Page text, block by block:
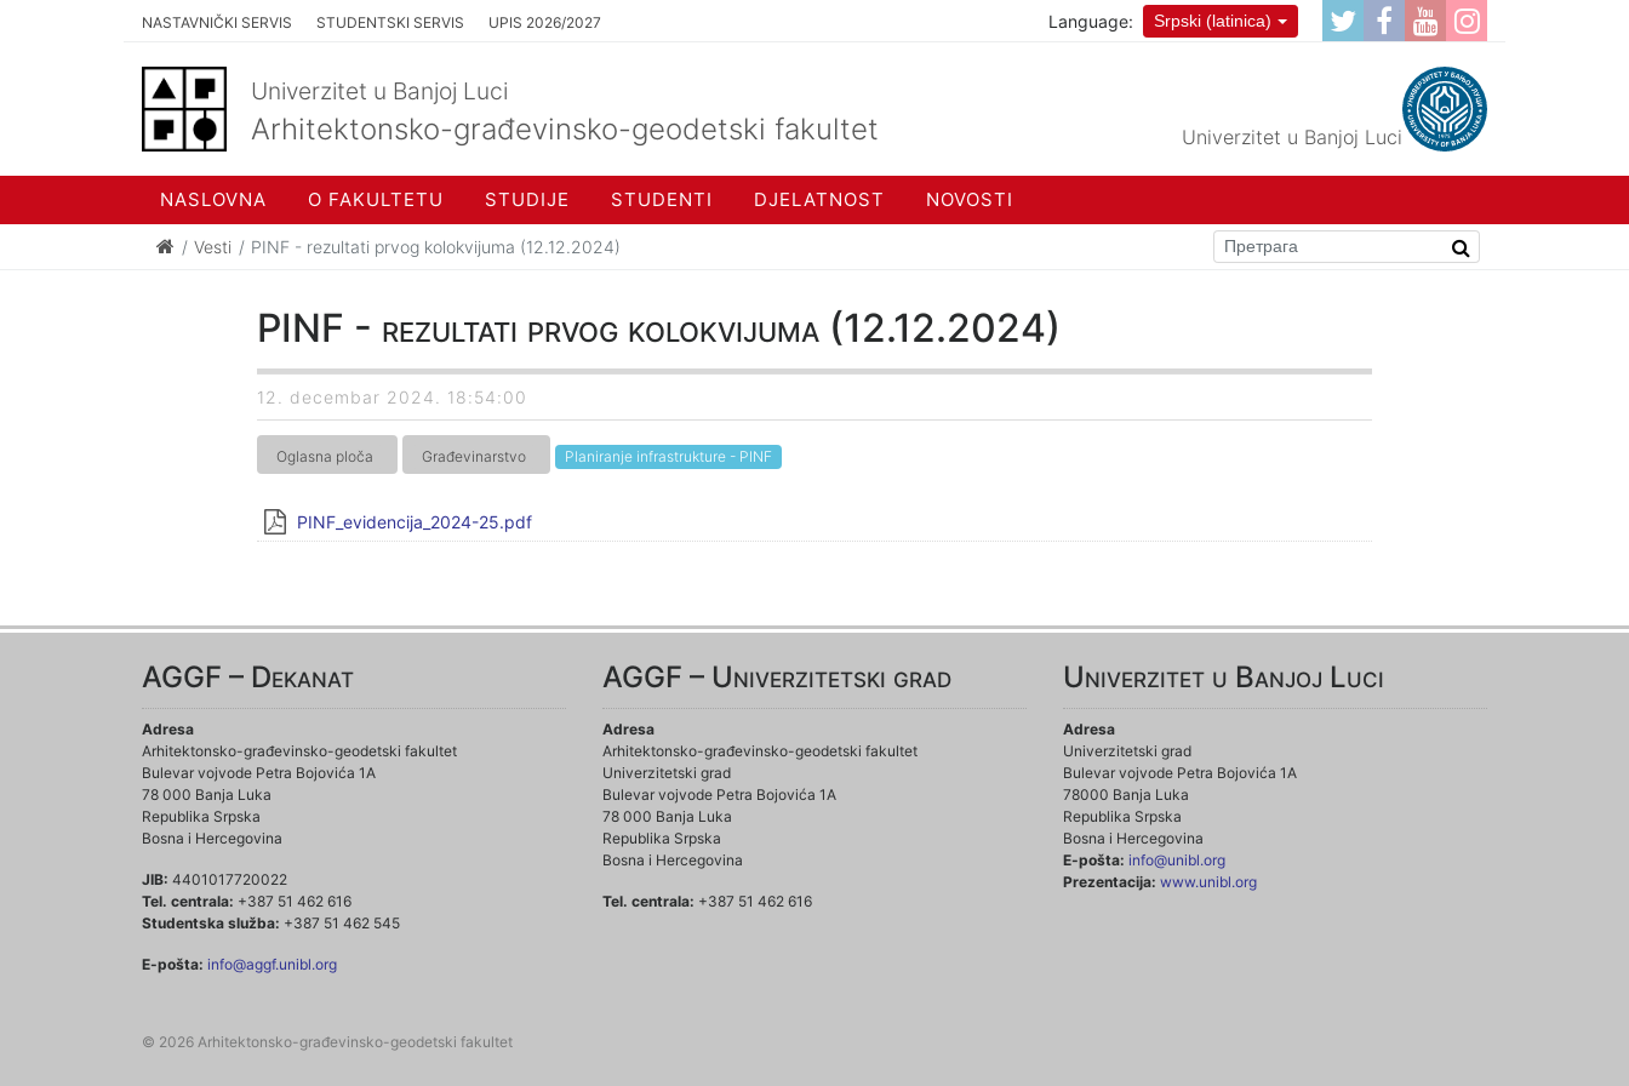
NASTAVNIČKI SERVIS STUDENTSKI SERVIS UPIS 2026/2027 Language: Srpski (latinica)
Univerzitet u Banjoj Luci
Arhitektonsko-građevinsko-geodetski fakultet Univerzitet u Banjoj Luci
NASLOVNA O FAKULTETU STUDIJE STUDENTI DJELATNOST NOVOSTI
Vesti PINF - rezultati prvog kolokvijuma (12.12.2024)
PINF - rezultati prvog kolokvijuma (12.12.2024)
12. decembar 2024. 18:54:00
Oglasna ploča Građevinarstvo Planiranje infrastrukture - PINF
PINF_evidencija_2024-25.pdf
AGGF – Dekanat
Adresa
Arhitektonsko-građevinsko-geodetski fakultet
Bulevar vojvode Petra Bojovića 1A
78 000 Banja Luka
Republika Srpska
Bosna i Hercegovina
JIB: 4401017720022
Tel. centrala: +387 51 462 616
Studentska služba: +387 51 462 545
E-pošta: info@aggf.unibl.org
AGGF – Univerzitetski grad
Adresa
Arhitektonsko-građevinsko-geodetski fakultet
Univerzitetski grad
Bulevar vojvode Petra Bojovića 1A
78 000 Banja Luka
Republika Srpska
Bosna i Hercegovina
Tel. centrala: +387 51 462 616
Univerzitet u Banjoj Luci
Adresa
Univerzitetski grad
Bulevar vojvode Petra Bojovića 1A
78000 Banja Luka
Republika Srpska
Bosna i Hercegovina
E-pošta: info@unibl.org
Prezentacija: www.unibl.org
© 2026 Arhitektonsko-građevinsko-geodetski fakultet